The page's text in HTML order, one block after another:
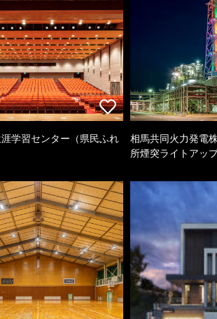
学習センター（県民ふれ
相馬共同火力発電
所煙突ライトアッ